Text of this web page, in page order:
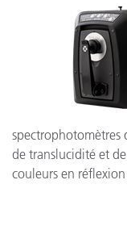
spectrophotomètres
de translucidité et
couleurs en